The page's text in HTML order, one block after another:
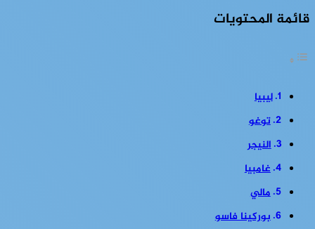
قائمة المحتويات
ليبيا
توغو
النيجر
غامبيا
مالي
بوركينا فاسو